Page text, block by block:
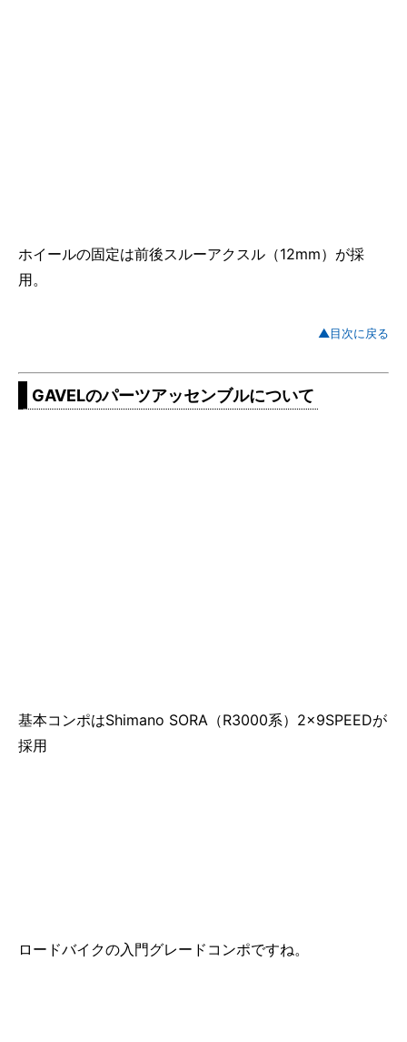
ホイールの固定は前後スルーアクスル（12mm）が採
用。
▲目次に戻る
GAVELのパーツアッセンブルについて
基本コンポはShimano SORA（R3000系）2×9SPEEDが
採用
ロードバイクの入門グレードコンポですね。